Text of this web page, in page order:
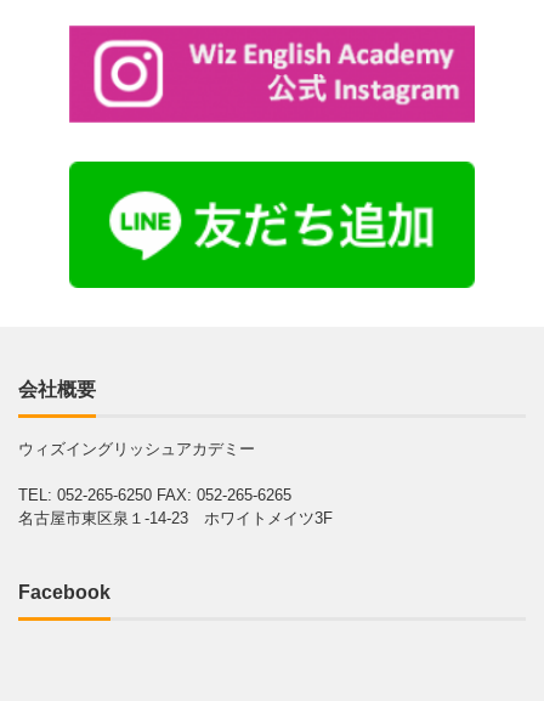
会社概要
ウィズイングリッシュアカデミー
TEL: 052-265-6250 FAX: 052-265-6265
名古屋市東区泉１-14-23 ホワイトメイツ3F
Facebook